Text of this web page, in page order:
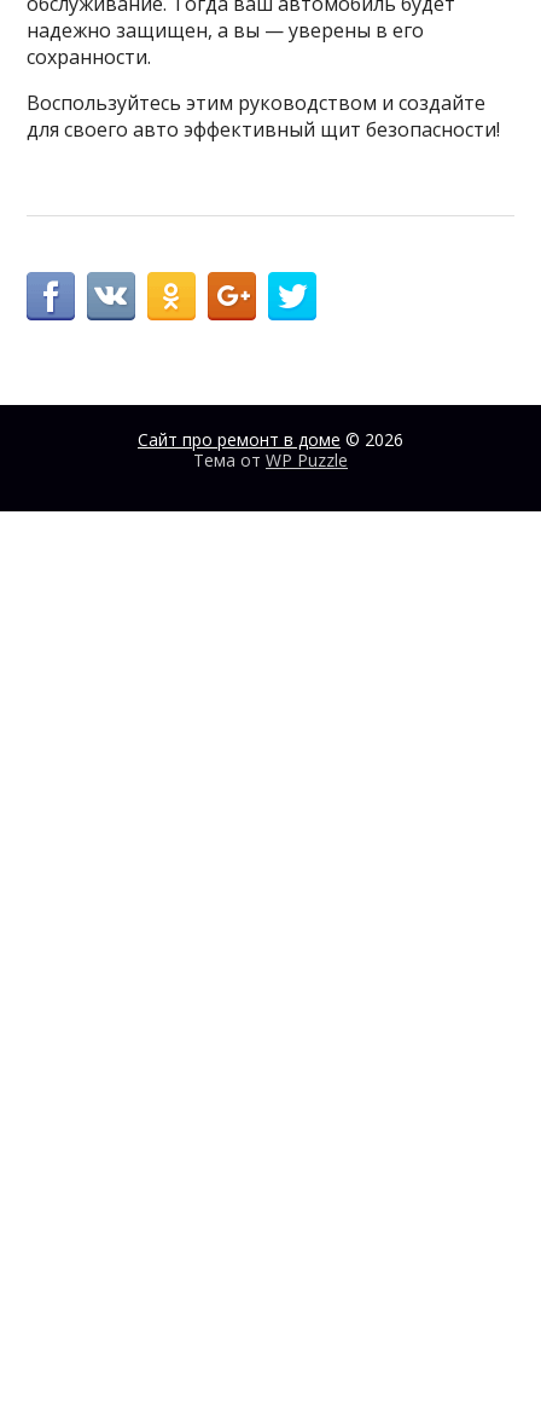
надежно защищен, а вы — уверены в его
сохранности.
Воспользуйтесь этим руководством и создайте
для своего авто эффективный щит безопасности!
Сайт про ремонт в доме © 2026
Тема от WP Puzzle